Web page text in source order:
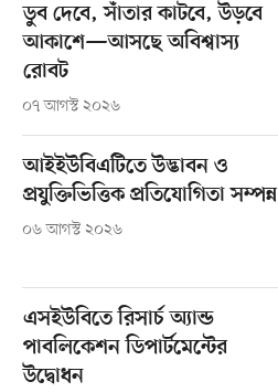
ডুব দেবে, সাঁতার কাটবে, উড়বে
আকাশে—আসছে অবিশ্বাস্য
রোবট
০৭ আগস্ট ২০২৬
আইইউবিএটিতে উদ্ভাবন ও
প্রযুক্তিভিত্তিক প্রতিযোগিতা সম্পন্ন
০৬ আগস্ট ২০২৬
এসইউবিতে রিসার্চ অ্যান্ড
পাবলিকেশন ডিপার্টমেন্টের
উদ্বোধন